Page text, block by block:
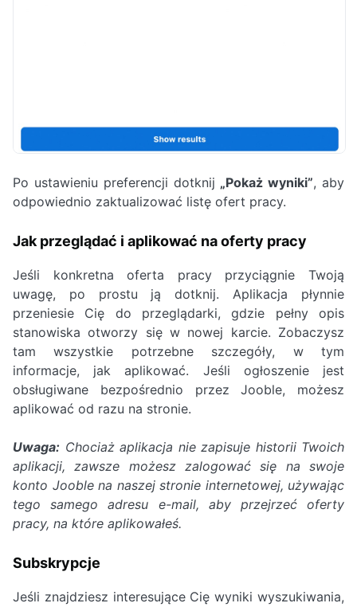
Po ustawieniu preferencji dotknij „Pokaż wyniki”, aby
odpowiednio zaktualizować listę ofert pracy.
Jak przeglądać i aplikować na oferty pracy
Jeśli konkretna oferta pracy przyciągnie Twoją
uwagę, po prostu ją dotknij. Aplikacja płynnie
przeniesie Cię do przeglądarki, gdzie pełny opis
stanowiska otworzy się w nowej karcie. Zobaczysz
tam wszystkie potrzebne szczegóły, w tym
informacje, jak aplikować. Jeśli ogłoszenie jest
obsługiwane bezpośrednio przez Jooble, możesz
aplikować od razu na stronie.
Uwaga: Chociaż aplikacja nie zapisuje historii Twoich
aplikacji, zawsze możesz zalogować się na swoje
konto Jooble na naszej stronie internetowej, używając
tego samego adresu e-mail, aby przejrzeć oferty
pracy, na które aplikowałeś.
Subskrypcje
Jeśli znajdziesz interesujące Cię wyniki wyszukiwania,